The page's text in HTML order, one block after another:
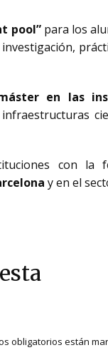
pool” para los
en las
con la
y en el
obligatorios están